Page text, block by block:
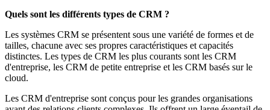
Quels sont les différents types de CRM ?
Les systèmes CRM se présentent sous une variété de formes et de
tailles, chacune avec ses propres caractéristiques et capacités
distinctes. Les types de CRM les plus courants sont les CRM
d'entreprise, les CRM de petite entreprise et les CRM basés sur le
cloud.
Les CRM d'entreprise sont conçus pour les grandes organisations